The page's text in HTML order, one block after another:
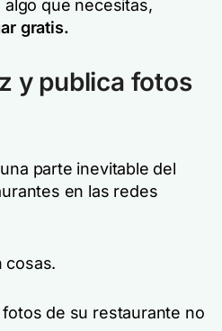
que necesitas,
gratis.
y publica fotos
parte inevitable del
en las redes
cosas.
de su restaurante no